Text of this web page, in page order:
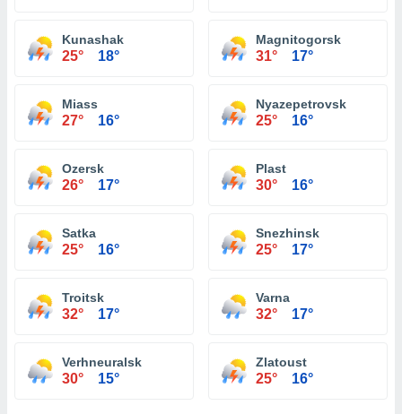
Kunashak
25° 18°
Magnitogorsk
31° 17°
Miass
27° 16°
Nyazepetrovsk
25° 16°
Ozersk
26° 17°
Plast
30° 16°
Satka
25° 16°
Snezhinsk
25° 17°
Troitsk
32° 17°
Varna
32° 17°
Verhneuralsk
30° 15°
Zlatoust
25° 16°